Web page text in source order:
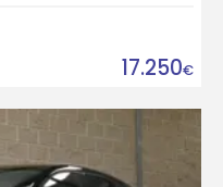
17.250€